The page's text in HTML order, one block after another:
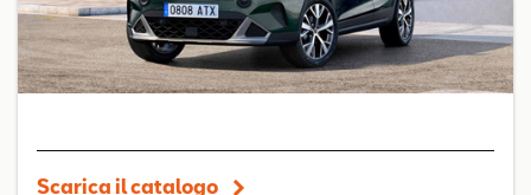
Scarica il catalogo